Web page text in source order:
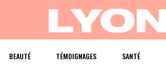
BEAUTÉ TÉMOIGNAGES SANTÉ